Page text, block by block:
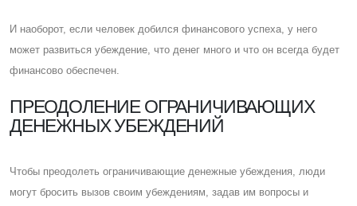
И наоборот, если человек добился финансового успеха, у него
может развиться убеждение, что денег много и что он всегда будет
финансово обеспечен.
ПРЕОДОЛЕНИЕ ОГРАНИЧИВАЮЩИХ
ДЕНЕЖНЫХ УБЕЖДЕНИЙ
Чтобы преодолеть ограничивающие денежные убеждения, люди
могут бросить вызов своим убеждениям, задав им вопросы и